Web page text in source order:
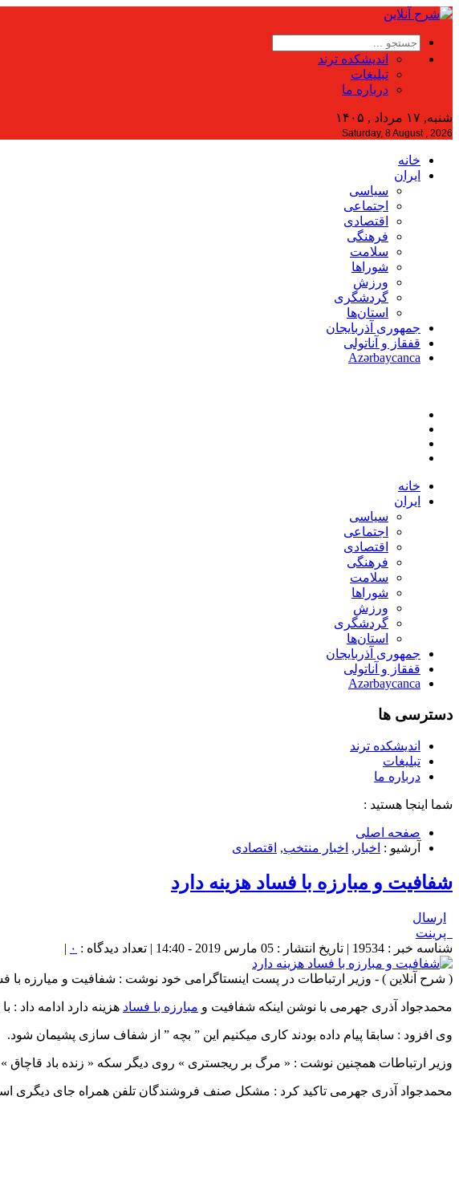
اندیشکده ترند
تبلیغات
درباره ما
شنبه, ۱۷ مرداد , ۱۴۰۵
Saturday, 8 August , 2026
خانه
ایران
سیاسی
اجتماعی
اقتصادی
فرهنگی
سلامت
شوراها
ورزش
گردشگری
استان‌ها
جمهوری آذربایجان
قفقاز و آناتولی
Azərbaycanca
خانه
ایران
سیاسی
اجتماعی
اقتصادی
فرهنگی
سلامت
شوراها
ورزش
گردشگری
استان‌ها
جمهوری آذربایجان
قفقاز و آناتولی
Azərbaycanca
دسترسی ها
اندیشکده ترند
تبلیغات
درباره ما
شما اینجا هستید :
صفحه اصلی
آرشیو : اخبار , اخبار منتخب, اقتصادی
شفافیت و مبارزه با فساد هزینه دارد
ارسال
پرینت
شناسه خبر : 19534 | تاریخ انتشار : 05 مارس 2019 - 14:40 | تعداد دیدگاه :
۰ |
( شرح آنلاین ) - وزیر ارتباطات در پست اینستاگرامی خود نوشت : شفافیت و میارزه با
محمدجواد آذری جهرمی با نوشن اینکه شفافیت و مبارزه با فساد هزینه دارد ادامه داد
وی افزود : سابقا پیام داده بودند کاری میکنیم این ” بچه ” از شفاف سازی پشیمان شود.
وزیر ارتباطات همچنین نوشت : « مرگ بر ریجستری » روی دیگر سکه « زنده باد قاچاق
محمدجواد آذری جهرمی تاکید کرد : مشکل صنف فروشندگان تلفن همراه جای دیگری